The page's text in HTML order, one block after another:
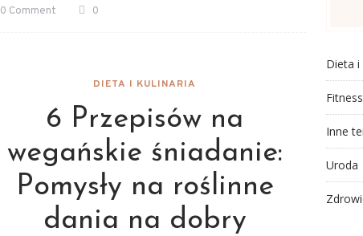
0 Comment 0
DIETA I KULINARIA
6 Przepisów na
wegańskie śniadanie:
Pomysły na roślinne
dania na dobry
Dieta i
Inne
Uroda